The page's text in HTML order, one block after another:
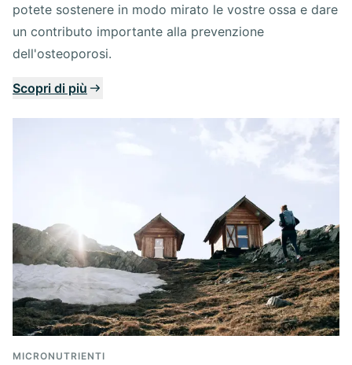
potete sostenere in modo mirato le vostre ossa e dare
un contributo importante alla prevenzione
dell'osteoporosi.
Scopri di più
MICRONUTRIENTI